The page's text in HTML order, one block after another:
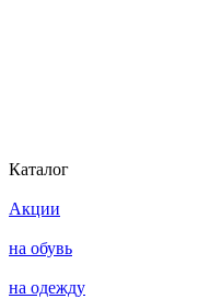
Каталог
Акции
на обувь
на одежду